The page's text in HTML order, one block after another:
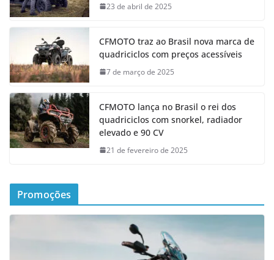
23 de abril de 2025
CFMOTO traz ao Brasil nova marca de
quadriciclos com preços acessíveis
7 de março de 2025
CFMOTO lança no Brasil o rei dos
quadriciclos com snorkel, radiador
elevado e 90 CV
21 de fevereiro de 2025
Promoções